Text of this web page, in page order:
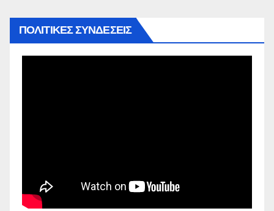
ΠΟΛΙΤΙΚΕΣ ΣΥΝΔΕΣΕΙΣ